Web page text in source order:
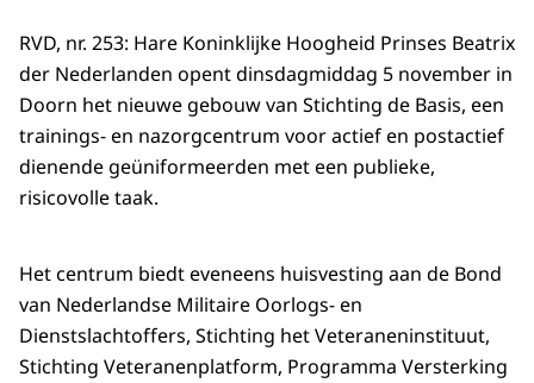
RVD, nr. 253: Hare Koninklijke Hoogheid Prinses Beatrix
der Nederlanden opent dinsdagmiddag 5 november in
Doorn het nieuwe gebouw van Stichting de Basis, een
trainings- en nazorgcentrum voor actief en postactief
dienende geüniformeerden met een publieke,
risicovolle taak.
Het centrum biedt eveneens huisvesting aan de Bond
van Nederlandse Militaire Oorlogs- en
Dienstslachtoffers, Stichting het Veteraneninstituut,
Stichting Veteranenplatform, Programma Versterking